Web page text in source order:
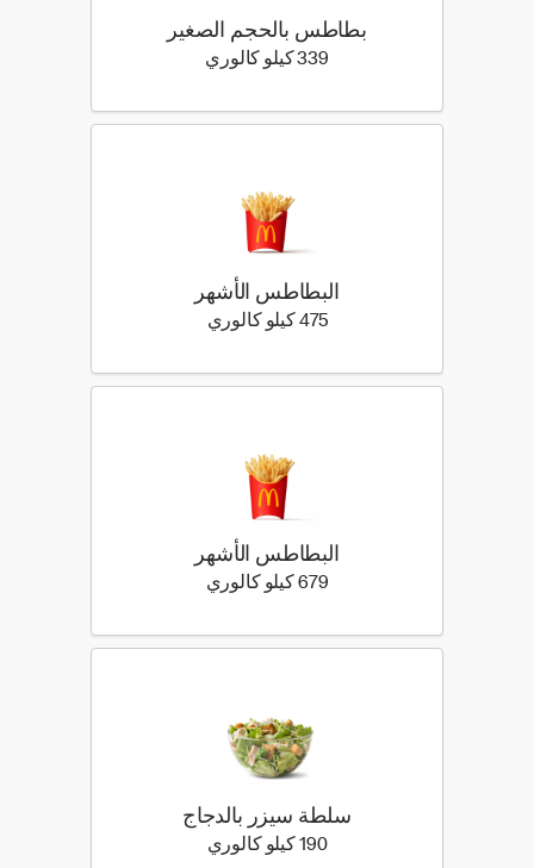
بطاطس بالحجم الصغير
339 كيلو كالوري 339 كيلو سعرة حرارية
البطاطس الأشهر
475 كيلو كالوري
البطاطس الأشهر
679 كيلو كالوري
سلطة سيزر بالدجاج
190 كيلو كالوري